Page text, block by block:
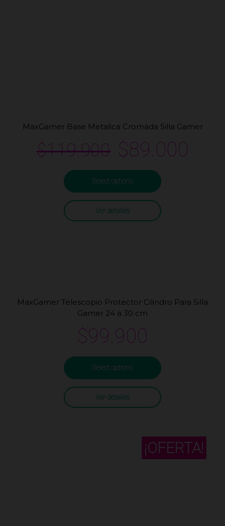
MaxGamer Base Metalica Cromada Silla Gamer
$119.900 $89.000
Select options
Ver detalles
MaxGamer Telescopio Protector Cilindro Para Silla
Gamer 24 a 30 cm
$99.900
Select options
Ver detalles
¡OFERTA!